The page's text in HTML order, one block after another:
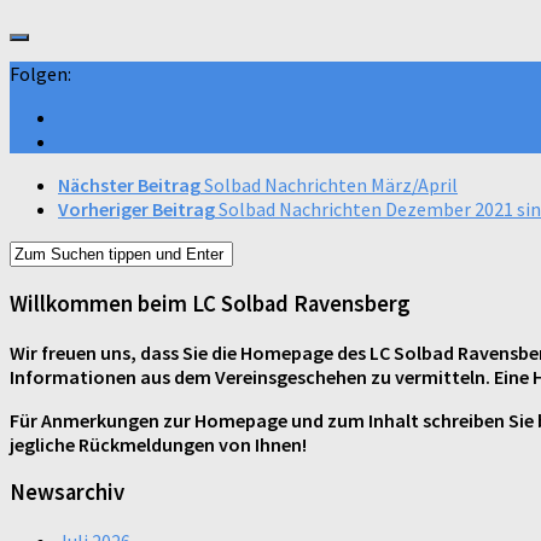
Folgen:
Nächster BeitragSolbad Nachrichten März/April
Vorheriger BeitragSolbad Nachrichten Dezember 2021
Willkommen beim LC Solbad Ravensberg
Wir freuen uns, dass Sie die Homepage des LC Solbad
Informationen aus dem Vereinsgeschehen zu vermitteln.
Für Anmerkungen zur Homepage und zum Inhalt schreiben
jegliche Rückmeldungen von Ihnen!
Newsarchiv